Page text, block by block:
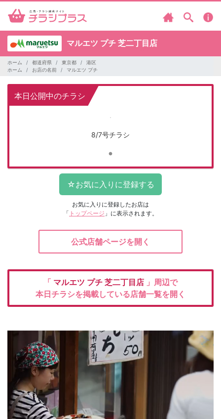
マルエツ プチ 芝二丁目店
ホーム 都道府県 東京都
港区
ホーム
お店の名前 マルエツ プチ
本日公開中のチラシ
8/7号チラシ
お気に入りに登録したお店は
「 トップページ 」に表示されます。
公式店舗ページを開く
「 マルエツ プチ 芝二丁目店 」周辺で
本日チラシを掲載している店舗一覧を開く